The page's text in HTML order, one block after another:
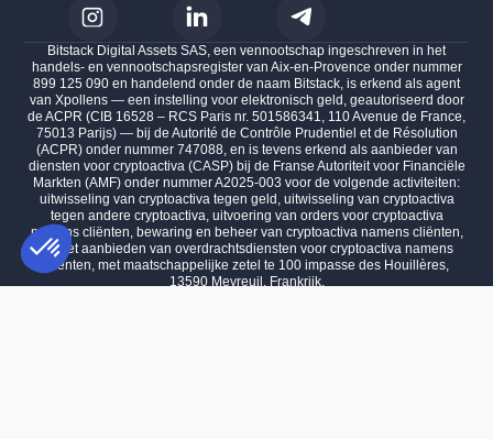
Bitstack Digital Assets SAS, een vennootschap ingeschreven in het
handels- en vennootschapsregister van Aix-en-Provence onder nummer
899 125 090 en handelend onder de naam Bitstack, is erkend als agent
van Xpollens — een instelling voor elektronisch geld, geautoriseerd door
de ACPR (CIB 16528 – RCS Paris nr. 501586341, 110 Avenue de France,
75013 Parijs) — bij de Autorité de Contrôle Prudentiel et de Résolution
(ACPR) onder nummer 747088, en is tevens erkend als aanbieder van
diensten voor cryptoactiva (CASP) bij de Franse Autoriteit voor Financiële
Markten (AMF) onder nummer A2025-003 voor de volgende activiteiten:
uitwisseling van cryptoactiva tegen geld, uitwisseling van cryptoactiva
tegen andere cryptoactiva, uitvoering van orders voor cryptoactiva
namens cliënten, bewaring en beheer van cryptoactiva namens cliënten,
en het aanbieden van overdrachtsdiensten voor cryptoactiva namens
cliënten, met maatschappelijke zetel te 100 impasse des Houillères,
13590 Meyreuil, Frankrijk.